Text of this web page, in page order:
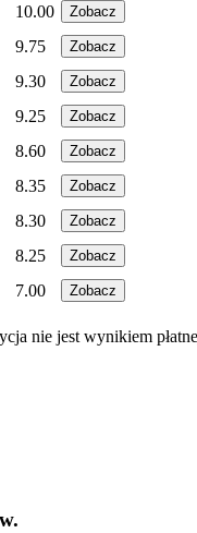
10.00 Zobacz
9.75 Zobacz
9.30 Zobacz
9.25 Zobacz
8.60 Zobacz
8.35 Zobacz
8.30 Zobacz
8.25 Zobacz
7.00 Zobacz
nie jest wynikiem